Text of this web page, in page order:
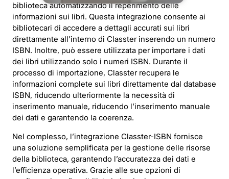
biblioteca automatizzando il reperimento delle
informazioni sui libri. Questa integrazione consente ai
bibliotecari di accedere a dettagli accurati sui libri
direttamente all’interno di Classter inserendo un numero
ISBN. Inoltre, può essere utilizzata per importare i dati
dei libri utilizzando solo i numeri ISBN. Durante il
processo di importazione, Classter recupera le
informazioni complete sui libri direttamente dal database
ISBN, riducendo ulteriormente la necessità di
inserimento manuale, riducendo l’inserimento manuale
dei dati e garantendo la coerenza.
Nel complesso, l’integrazione Classter-ISBN fornisce
una soluzione semplificata per la gestione delle risorse
della biblioteca, garantendo l’accuratezza dei dati e
l’efficienza operativa. Grazie alle sue opzioni di